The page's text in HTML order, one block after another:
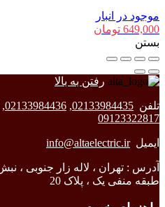
موجود در انبار
649,000 تومان
بستن
رفتن به بالا
تلفن 02133984435
,
02133984436
,
09123322817
ایمیلinfo@altaelectric.ir
آدرس : تهران ، لاله زار جنوبی ،
طبقه منفی یک ، پلاک 20